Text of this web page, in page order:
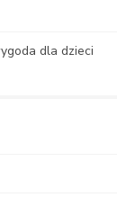
dla dzieci